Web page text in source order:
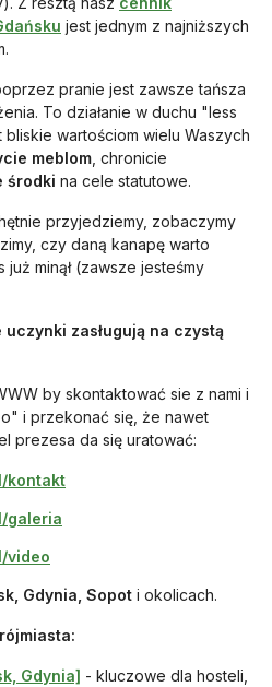
otwiera się w nowej karcie
jest jednym z najniższych
pranie jest zawsze tańsza
To działanie w duchu "less
wartościom wielu Waszych
meblom , chronicie
środki na cele statutowe.
przyjedziemy, zobaczymy
czy daną kanapę warto
minął (zawsze jesteśmy
zasługują na czystą
by skontaktować sie z nami i
i przekonać się, że nawet
prezesa da się uratować:
kontaktotwiera się w nowej karcie
galeria
video
Gdynia, Sopot i okolicach.
Gdynia] otwiera się w nowej karcie
- kluczowe dla hosteli,